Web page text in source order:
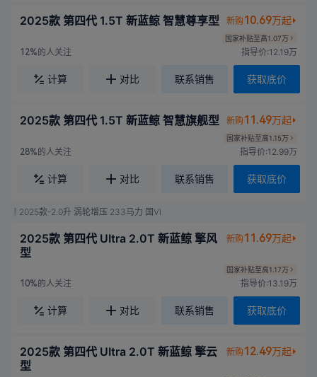
2025款 第四代 1.5T 新蓝鲸 智慧尊享型 新购 10.69万起
国家补贴至高1.07万
12%的人关注 指导价:12.19万
计算 对比 联系销售 获取底价
2025款 第四代 1.5T 新蓝鲸 智慧旗舰型 新购 11.49万起
国家补贴至高1.15万
28%的人关注 指导价:12.99万
计算 对比 联系销售 获取底价
2025款-2.0升 涡轮增压 233马力 国VI
2025款 第四代 UItra 2.0T 新蓝鲸 擎风
型
新购 11.69万起
国家补贴至高1.17万
10%的人关注 指导价:13.19万
计算 对比 联系销售 获取底价
2025款 第四代 UItra 2.0T 新蓝鲸 擎云
型
新购 12.49万起